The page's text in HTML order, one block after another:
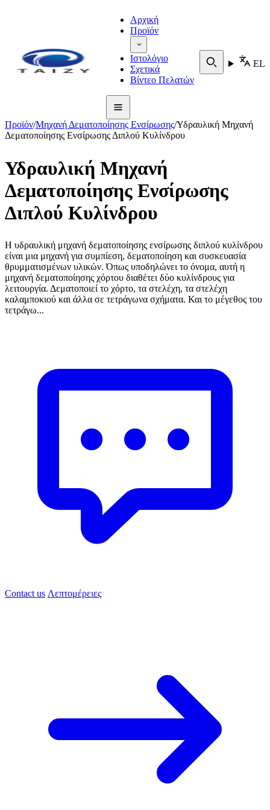
Αρχική
Προϊόν
Ιστολόγιο
Σχετικά
Βίντεο Πελατών
EL
Προϊόν/Μηχανή Δεματοποίησης Ενσίρωσης/Υδραυλική Μηχανή
Δεματοποίησης Ενσίρωσης Διπλού Κυλίνδρου
Υδραυλική Μηχανή
Δεματοποίησης Ενσίρωσης
Διπλού Κυλίνδρου
Η υδραυλική μηχανή δεματοποίησης ενσίρωσης διπλού κυλίνδρου
είναι μια μηχανή για συμπίεση, δεματοποίηση και συσκευασία
θρυμματισμένων υλικών. Όπως υποδηλώνει το όνομα, αυτή η
μηχανή δεματοποίησης χόρτου διαθέτει δύο κυλίνδρους για
λειτουργία. Δεματοποιεί το χόρτο, τα στελέχη, τα στελέχη
καλαμποκιού και άλλα σε τετράγωνα σχήματα. Και το μέγεθος του
τετράγω...
Contact us Λεπτομέρειες